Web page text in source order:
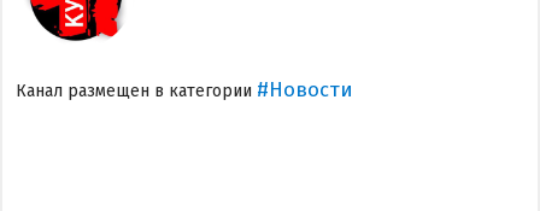
Канал размещен в категории #Новости